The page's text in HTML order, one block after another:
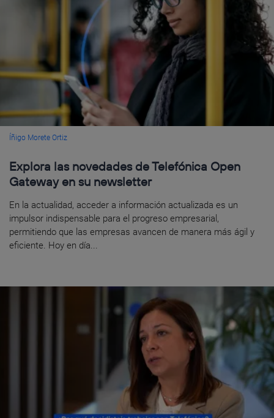
Íñigo Morete Ortiz
Explora las novedades de Telefónica Open
Gateway en su newsletter
En la actualidad, acceder a información actualizada es un
impulsor indispensable para el progreso empresarial,
permitiendo que las empresas avancen de manera más ágil y
eficiente. Hoy en día...